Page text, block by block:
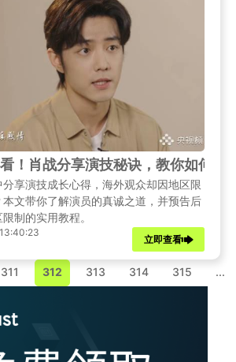
！肖战分享演技秘诀，教你如何突
享演技成长心得，海外观众却因地区限
文带你了解演员的真诚之道，并预告后
制的实用教程。
立即查看
311 312 313 314 315 ...